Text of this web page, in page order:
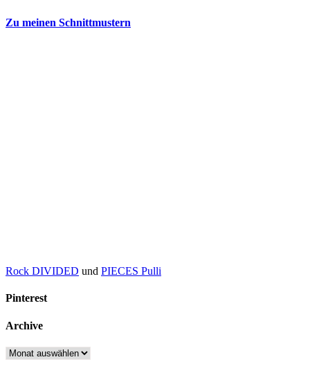
Zu meinen Schnittmustern
Rock DIVIDED und PIECES Pulli
Pinterest
Archive
Archive